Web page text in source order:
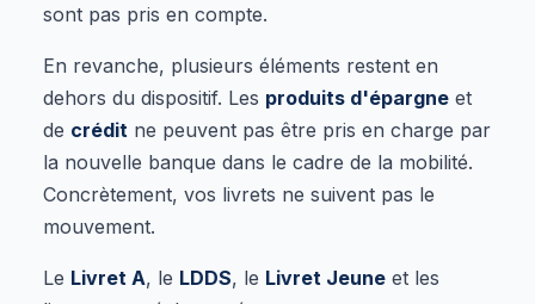
sont pas pris en compte.
En revanche, plusieurs éléments restent en
dehors du dispositif. Les produits d'épargne et
de crédit ne peuvent pas être pris en charge par
la nouvelle banque dans le cadre de la mobilité.
Concrètement, vos livrets ne suivent pas le
mouvement.
Le Livret A, le LDDS, le Livret Jeune et les